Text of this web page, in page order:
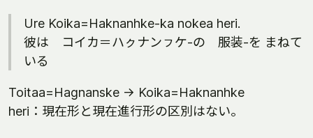
Ure Koika=Haknanhke-ka nokea heri.
彼は コイカ＝ハㇰナンㇷケ-の 服装-を まねて
いる
Toitaa=Hagnanske -> Koika=Haknanhke
heri：現在形と現在進行形の区別はない。